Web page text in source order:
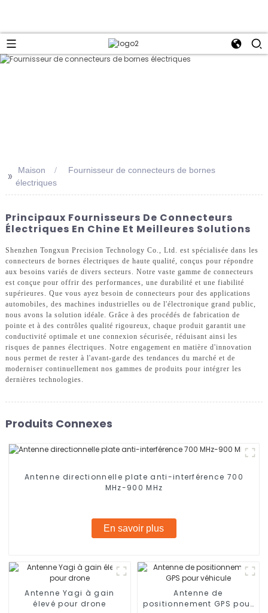
>> Maison
Fournisseur de connecteurs de bornes
électriques
Principaux Fournisseurs De Connecteurs
Électriques En Chine Et Meilleures Solutions
Shenzhen Tongxun Precision Technology Co., Ltd. est spécialisée dans les
connecteurs de bornes électriques de haute qualité, conçus pour répondre
aux besoins variés de divers secteurs. Notre vaste gamme de connecteurs
est conçue pour offrir des performances, une durabilité et une fiabilité
supérieures. Que vous ayez besoin de connecteurs pour des applications
automobiles, des machines industrielles ou de l'électronique grand public,
nous avons la solution idéale. Grâce à des procédés de fabrication de
pointe et à des contrôles qualité rigoureux, chaque produit garantit une
conductivité optimale et une connexion sécurisée, réduisant ainsi les
risques de pannes électriques. Notre engagement en matière d'innovation
nous permet de rester à l'avant-garde des tendances du marché et de
moderniser continuellement nos gammes de produits pour intégrer les
dernières technologies.
Produits Connexes
Antenne directionnelle plate anti-interférence 700
MHz-900 MHz
En savoir plus
Antenne Yagi à gain
élevé pour drone
Antenne de
positionnement GPS pour